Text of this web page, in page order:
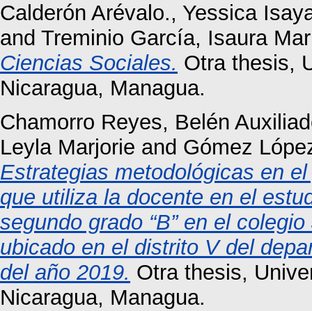
Calderón Arévalo., Yessica
and Treminio García, Isaura
Ciencias Sociales. Otra thesis,
Nicaragua, Managua.
Chamorro Reyes, Belén
Leyla Marjorie and Gómez
Estrategias metodológicas en
que utiliza la docente en el
segundo grado “B” en el
ubicado en el distrito V del
del año 2019. Otra thesis,
Nicaragua, Managua.